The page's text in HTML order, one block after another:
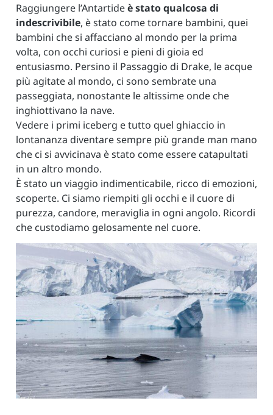
Raggiungere l’Antartideè stato qualcosa di
indescrivibile, è stato come tornare bambini, quei
bambini che si affacciano al mondo per la prima
volta, con occhi curiosi e pieni di gioia ed
entusiasmo. Persino il Passaggio di Drake, le acque
più agitate al mondo, ci sono sembrate una
passeggiata, nonostante le altissime onde che
inghiottivano la nave.
Vedere i primi iceberg e tutto quel ghiaccio in
lontananza diventare sempre più grande man mano
che ci si avvicinava è stato come essere catapultati
in un altro mondo.
È stato un viaggio indimenticabile, ricco di emozioni,
scoperte. Ci siamo riempiti gli occhi e il cuore di
purezza, candore, meraviglia in ogni angolo. Ricordi
che custodiamo gelosamente nel cuore.